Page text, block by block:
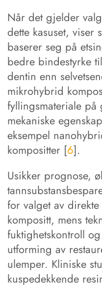
Når det gjelder
dette kasuset, viser
baserer seg på
bedre bindestyrke
dentin enn
mikrohybrid
fyllingsmateriale
mekaniske
eksempel
kompositter [6].
Usikker prognose,
for valget av
kompositt, mens
fuktighetskontroll
utforming av
ulemper. Kliniske
kuspedekkende